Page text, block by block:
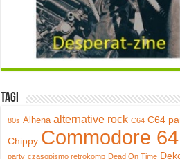
Tagi
80s Alhena alternative rock C64 C64
Chippy Commodore 64
party czasopismo retrokomp Dead On Time